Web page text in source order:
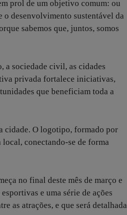
prol de um objetivo comum: ou
o desenvolvimento sustentável da
sabemos que, juntos, somos
a sociedade civil, as cidades
privada fortalece iniciativas,
que beneficiam toda a
cidade. O logotipo, formado por
conectando-se de forma
no final deste mês de março e
e uma série de ações
as atrações, e que será detalhada